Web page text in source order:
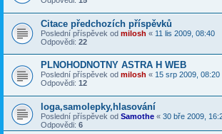
Citace předchozích příspěvků
Poslední příspěvek od milosh « 11 lis 2009, 08:40
Odpovědi: 22
PLNOHODNOTNY ASTRA H WEB
Poslední příspěvek od milosh « 15 srp 2009, 08:20
Odpovědi: 12
loga,samolepky,hlasování
Poslední příspěvek od Samothe « 30 bře 2009,
Odpovědi: 6